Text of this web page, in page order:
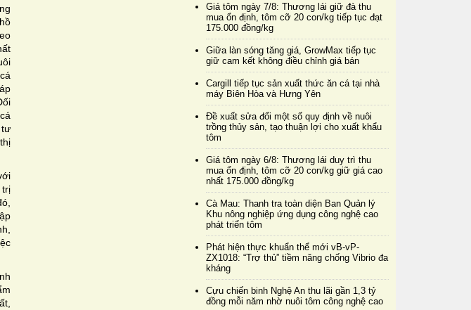
Giá tôm ngày 7/8: Thương lái giữ đà thu
mua ổn định, tôm cỡ 20 con/kg tiếp tục đạt
175.000 đồng/kg
Giữa làn sóng tăng giá, GrowMax tiếp tục
giữ cam kết không điều chỉnh giá bán
Cargill tiếp tục sản xuất thức ăn cá tại nhà
máy Biên Hòa và Hưng Yên
Đề xuất sửa đổi một số quy định về nuôi
trồng thủy sản, tạo thuận lợi cho xuất khẩu
tôm
Giá tôm ngày 6/8: Thương lái duy trì thu
mua ổn định, tôm cỡ 20 con/kg giữ giá cao
nhất 175.000 đồng/kg
Cà Mau: Thanh tra toàn diện Ban Quản lý
Khu nông nghiệp ứng dụng công nghệ cao
phát triển tôm
Phát hiện thực khuẩn thể mới vB-vP-
ZX1018: “Trợ thủ” tiềm năng chống Vibrio đa
kháng
Cựu chiến binh Nghệ An thu lãi gần 1,3 tỷ
đồng mỗi năm nhờ nuôi tôm công nghệ cao